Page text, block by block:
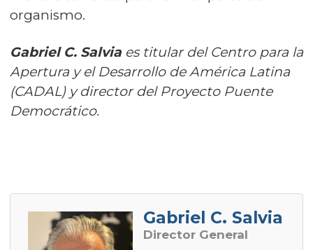
organismo.
Gabriel C. Salvia es titular del Centro para la
Apertura y el Desarrollo de América Latina
(CADAL) y director del Proyecto Puente
Democrático.
Gabriel C. Salvia
Director General